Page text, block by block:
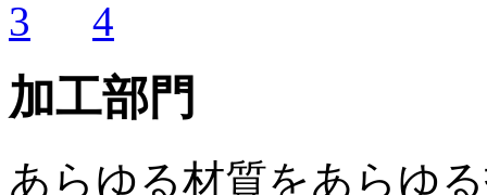
加工部門
あらゆる材質をあらゆ